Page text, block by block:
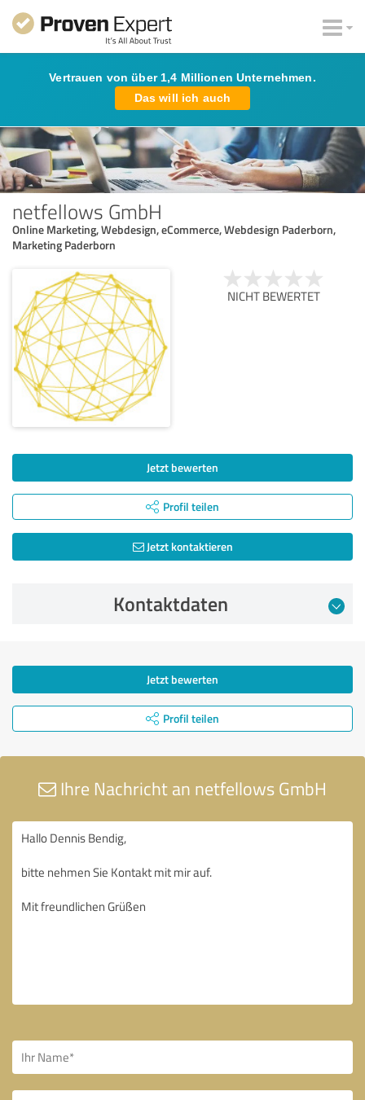
Vertrauen von über 1,4 Millionen Unternehmen.
Das will ich auch
netfellows GmbH
Online Marketing, Webdesign, eCommerce, Webdesign Paderborn,
Marketing Paderborn
NICHT BEWERTET
Jetzt bewerten
Profil teilen
Jetzt kontaktieren
Kontaktdaten
Jetzt bewerten
Profil teilen
Ihre Nachricht an netfellows GmbH